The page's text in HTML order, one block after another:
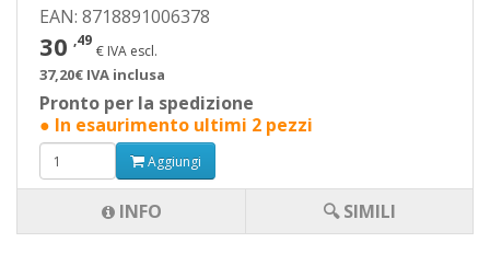
EAN: 8718891006378
30 ,49
€ IVA escl.
37,20€ IVA inclusa
Pronto per la spedizione
● In esaurimento ultimi 2 pezzi
Aggiungi
INFO 🔍 SIMILI